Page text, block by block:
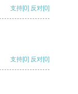
支持[0] 反对[0]
支持[0] 反对[0]